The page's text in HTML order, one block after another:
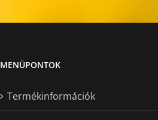
MENÜPONTOK
Termékinformációk